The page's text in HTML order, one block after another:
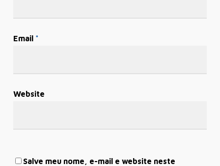
Email *
Website
Salve meu nome, e-mail e website neste